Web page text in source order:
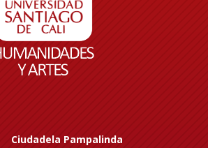
Ciudadela Pampalinda